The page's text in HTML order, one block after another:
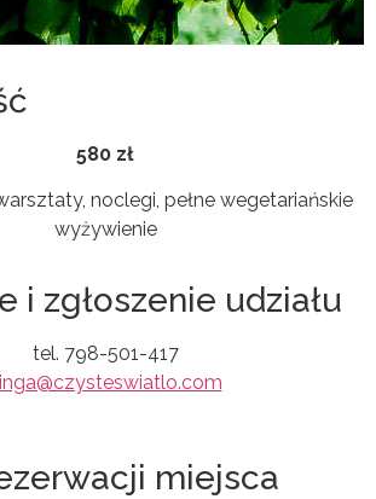
580 zł
noclegi, pełne wegetariańskie
wyżywienie
i zgłoszenie udziału
tel. 798-501-417
miejsca